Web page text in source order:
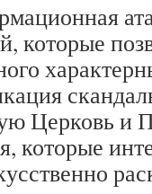
которые
Церковь и
которые